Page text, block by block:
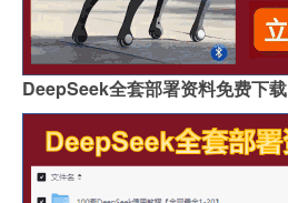
DeepSeek全套部署资料免费下载